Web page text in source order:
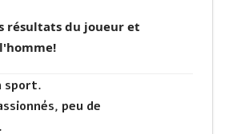
résultats du joueur et
sport.
peu de